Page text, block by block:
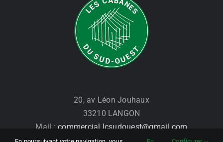
20, av Léon Jouhaux
33210 LANGON
Mail :commercial.lcsudouest@gmail.com